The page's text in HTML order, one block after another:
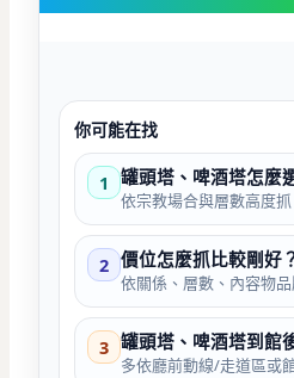
你可能在找
1 罐頭塔、啤酒塔怎麼
依宗教場合與層數高度
2 價位怎麼抓比較剛好
依關係、層數、內容物
3 罐頭塔、啤酒塔到館
多依廳前動線/走道區或